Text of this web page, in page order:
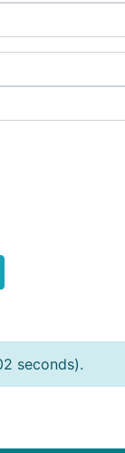
seconds).